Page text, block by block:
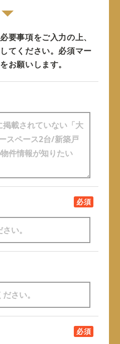
要事項をご入力の上、
てください。 必須マー
お願いします。
必須
必須